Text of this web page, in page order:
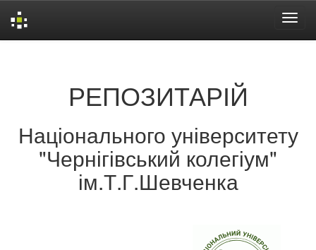
РЕПОЗИТАРІЙ
Національного університету
"Чернігівський колегіум"
ім.Т.Г.Шевченка